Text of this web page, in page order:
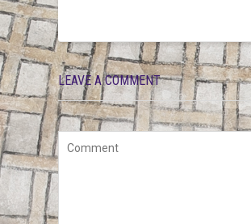
LEAVE A COMMENT